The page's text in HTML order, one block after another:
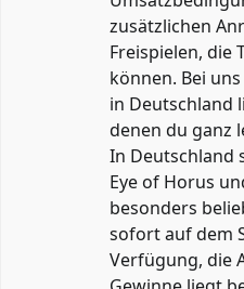
zusätzlichen
Freispielen, die
können. Bei
in Deutschland
denen du ganz
In Deutschland
Eye of Horus
besonders
sofort auf dem
Verfügung, die